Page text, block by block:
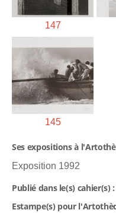
147
145
Ses expositions à
Exposition 1992
Publié dans le(s) cahier(s) :
Estampe(s) pour